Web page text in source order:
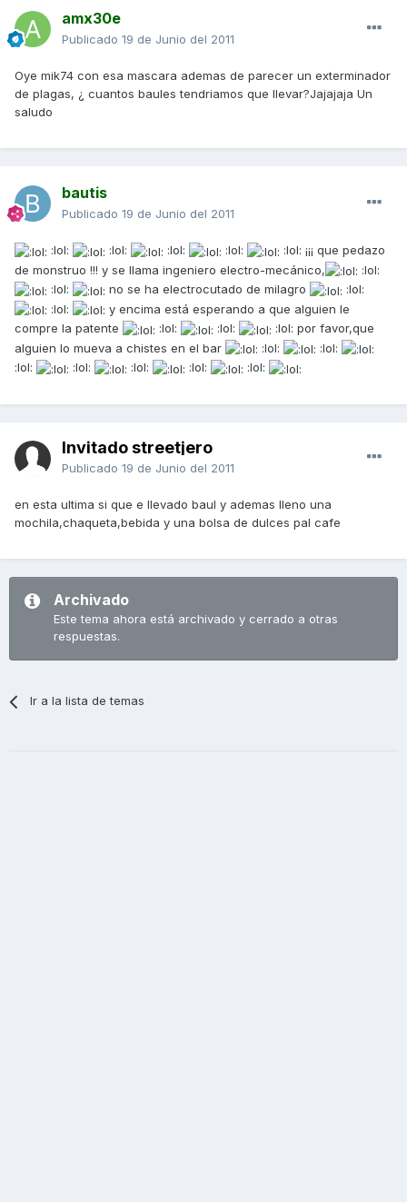
amx30e
Publicado 19 de Junio del 2011
Oye mik74 con esa mascara ademas de parecer un exterminador
de plagas, ¿ cuantos baules tendriamos que llevar?Jajajaja Un
saludo
bautis
Publicado 19 de Junio del 2011
:lol: :lol: :lol: :lol:
:lol: ¡¡¡ que pedazo
de monstruo !!! y se llama ingeniero electro-mecánico,
:lol:
:lol:
no se ha electrocutado de milagro
:lol:
:lol:
y encima está esperando a que alguien le
compre la patente
:lol: :lol:
:lol: por favor,que
alguien lo mueva a chistes en el bar
:lol:
:lol:
:lol:
:lol: :lol: :lol: :lol:
Invitado streetjero
Publicado 19 de Junio del 2011
en esta ultima si que e llevado baul y ademas lleno una
mochila,chaqueta,bebida y una bolsa de dulces pal cafe
Archivado
Este tema ahora está archivado y cerrado a otras
respuestas.
Ir a la lista de temas